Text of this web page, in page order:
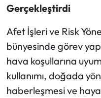
Gerçekleştirdi
Afet İşleri ve Risk
bünyesinde görev
hava koşullarına
kullanımı, doğada
haberleşmesi ve
Turizm
Teknoloji